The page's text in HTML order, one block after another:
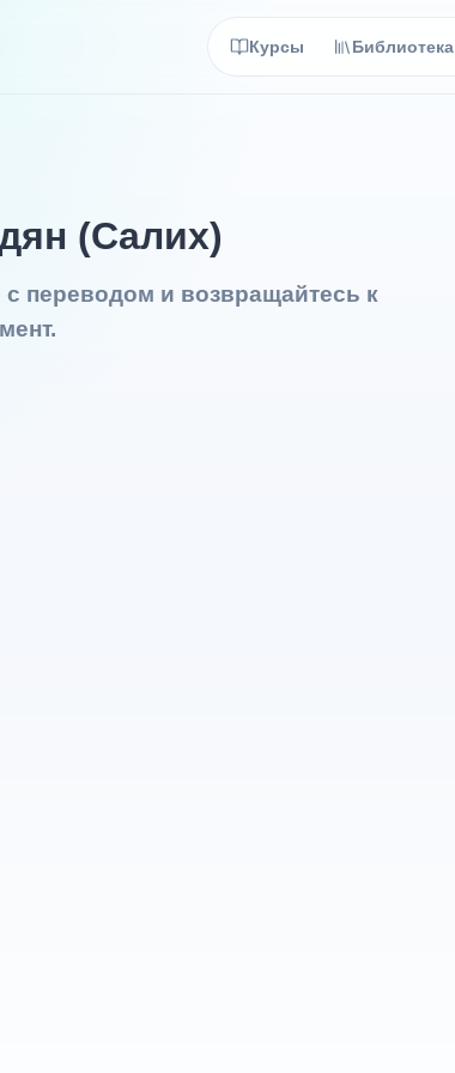
Курсы Библиотека
(Салих)
с переводом и возвращайтесь к